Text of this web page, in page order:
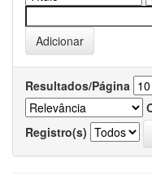
Resultados/Página
Registro(s)